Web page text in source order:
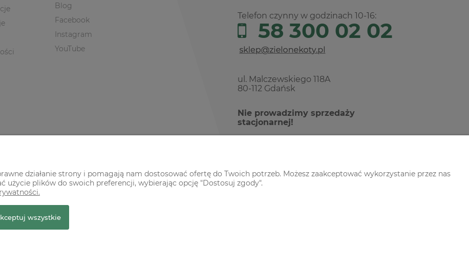
Telefon czynny w godzinach 10-16:
58 300 02 02
ul. Malczewskiego 118A
80-112 Gdańsk
Nie prowadzimy sprzedaży
stacjonarnej!
Blog
Facebook
Instagram
YouTube
działanie strony i pomagają nam dostosować ofertę do Twoich potrzeb. Możesz zaakceptować wykorzystanie przez nas
użycie plików do swoich preferencji, wybierając opcję "Dostosuj zgody".
wszystkie